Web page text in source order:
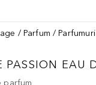
Parfum
PASSION EAU
parfum